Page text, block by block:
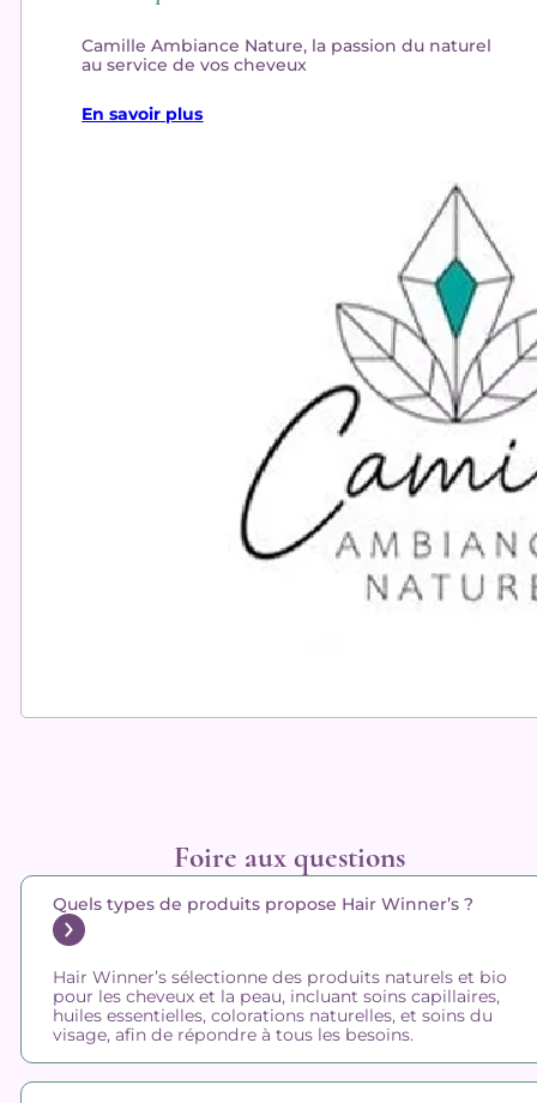
Camille Ambiance Nature, la passion du naturel
au service de vos cheveux
En savoir plus
Foire aux questions
Quels types de produits propose Hair Winner’s ?
Hair Winner’s sélectionne des produits naturels et bio
pour les cheveux et la peau, incluant soins capillaires,
huiles essentielles, colorations naturelles, et soins du
visage, afin de répondre à tous les besoins.